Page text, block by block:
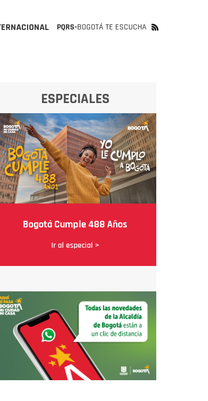
PQRS-BOGOTÁ TE ESCUCHA
ESPECIALES
Bogotá Cumple 488 Años
Ir al especial >